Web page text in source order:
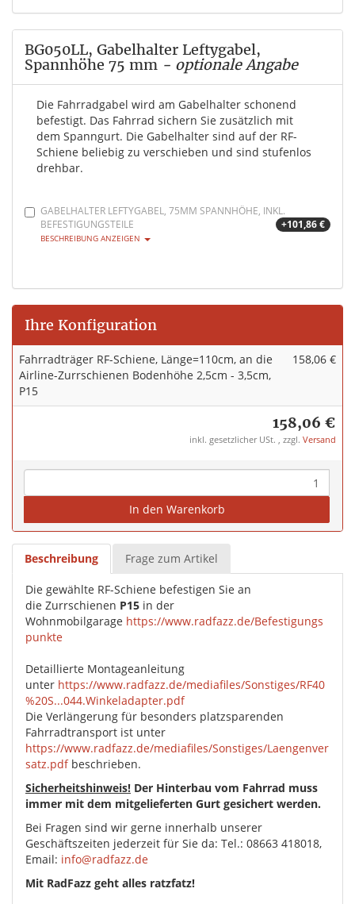
BG050LL, Gabelhalter Leftygabel,
Spannhöhe 75 mm - optionale Angabe
Die Fahrradgabel wird am Gabelhalter schonend
befestigt. Das Fahrrad sichern Sie zusätzlich mit
dem Spanngurt. Die Gabelhalter sind auf der RF-
Schiene beliebig zu verschieben und sind stufenlos
drehbar.
GABELHALTER LEFTYGABEL, 75MM SPANNHÖHE, INKL.
BEFESTIGUNGSTEILE
+101,86 €
BESCHREIBUNG ANZEIGEN
Ihre Konfiguration
Fahrradträger RF-Schiene, Länge=110cm, an die
Airline-Zurrschienen Bodenhöhe 2,5cm - 3,5cm,
P15
158,06 €
158,06 €
inkl. gesetzlicher USt. , zzgl. Versand
In den Warenkorb
Beschreibung Frage zum Artikel
Die gewählte RF-Schiene befestigen Sie an
die Zurrschienen P15 in der
Wohnmobilgarage https://www.radfazz.de/Befestigungs
punkte
Detaillierte Montageanleitung
unter https://www.radfazz.de/mediafiles/Sonstiges/RF40
%20S...044.Winkeladapter.pdf
Die Verlängerung für besonders platzsparenden
Fahrradtransport ist unter
https://www.radfazz.de/mediafiles/Sonstiges/Laengenver
satz.pdfbeschrieben.
Sicherheitshinweis! Der Hinterbau vom Fahrrad muss
immer mit dem mitgelieferten Gurt gesichert werden.
Bei Fragen sind wir gerne innerhalb unserer
Geschäftszeiten jederzeit für Sie da: Tel.: 08663 418018,
Email: info@radfazz.de
Mit RadFazz geht alles ratzfatz!